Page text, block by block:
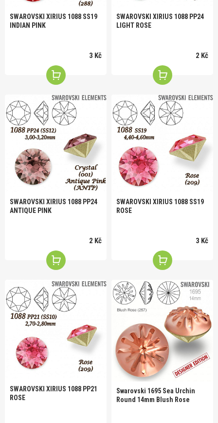
SWAROVSKI XIRIUS 1088 SS19
INDIAN PINK
3 Kč
SWAROVSKI XIRIUS 1088 PP24
LIGHT ROSE
2 Kč
SWAROVSKI XIRIUS 1088 PP24
ANTIQUE PINK
2 Kč
SWAROVSKI XIRIUS 1088 SS19
ROSE
3 Kč
SWAROVSKI XIRIUS 1088 PP21
ROSE
Swarovski 1695 Sea Urchin
Round 14mm Blush Rose